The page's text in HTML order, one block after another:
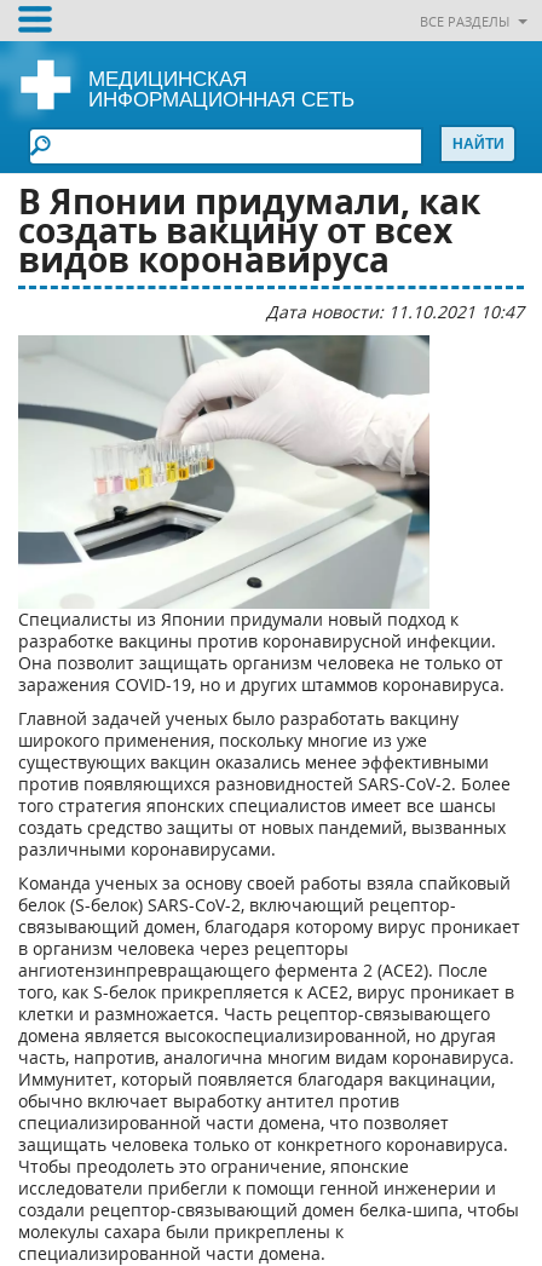
ВСЕ РАЗДЕЛЫ
МЕДИЦИНСКАЯ
ИНФОРМАЦИОННАЯ СЕТЬ
В Японии придумали, как
создать вакцину от всех
видов коронавируса
Дата новости: 11.10.2021 10:47
Специалисты из Японии придумали новый подход к
разработке вакцины против коронавирусной инфекции.
Она позволит защищать организм человека не только от
заражения COVID-19, но и других штаммов коронавируса.
Главной задачей ученых было разработать вакцину
широкого применения, поскольку многие из уже
существующих вакцин оказались менее эффективными
против появляющихся разновидностей SARS-CoV-2. Более
того стратегия японских специалистов имеет все шансы
создать средство защиты от новых пандемий, вызванных
различными коронавирусами.
Команда ученых за основу своей работы взяла спайковый
белок (S-белок) SARS-CoV-2, включающий рецептор-
связывающий домен, благодаря которому вирус проникает
в организм человека через рецепторы
ангиотензинпревращающего фермента 2 (ACE2). После
того, как S-белок прикрепляется к ACE2, вирус проникает в
клетки и размножается. Часть рецептор-связывающего
домена является высокоспециализированной, но другая
часть, напротив, аналогична многим видам коронавируса.
Иммунитет, который появляется благодаря вакцинации,
обычно включает выработку антител против
специализированной части домена, что позволяет
защищать человека только от конкретного коронавируса.
Чтобы преодолеть это ограничение, японские
исследователи прибегли к помощи генной инженерии и
создали рецептор-связывающий домен белка-шипа, чтобы
молекулы сахара были прикреплены к
специализированной части домена.